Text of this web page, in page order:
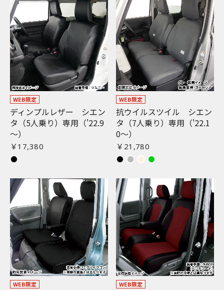
WEB限定
ディンプルレザー シエン
タ（5人乗り）専用（'22.9
〜）
￥17,380
WEB限定
抗ウイルスツイル シエン
タ（7人乗り）専用（'22.1
0〜）
￥21,780
WEB限定 WEB限定